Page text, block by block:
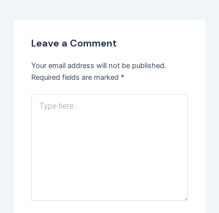
Leave a Comment
Your email address will not be published.
Required fields are marked *
here..